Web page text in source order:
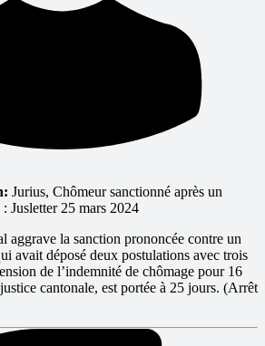
Jurius, Chômeur sanctionné après un
Jusletter 25 mars 2024
aggrave la sanction prononcée contre un
avait déposé deux postulations avec trois
de l’indemnité de chômage pour 16
cantonale, est portée à 25 jours. (Arrêt